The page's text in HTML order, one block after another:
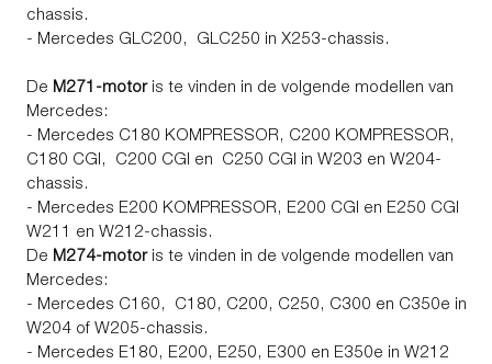
chassis.
- Mercedes GLC200, GLC250 in X253-chassis.
De M271-motoris te vinden in de volgende modellen van
Mercedes:
- Mercedes C180 KOMPRESSOR, C200 KOMPRESSOR,
C180 CGI, C200 CGI en C250 CGI in W203 en W204-
chassis.
- Mercedes E200 KOMPRESSOR, E200 CGI en E250 CGI
W211 en W212-chassis.
De M274-motoris te vinden in de volgende modellen van
Mercedes:
- Mercedes C160, C180, C200, C250, C300 en C350e in
W204 of W205-chassis.
- Mercedes E180, E200, E250, E300 en E350e in W212